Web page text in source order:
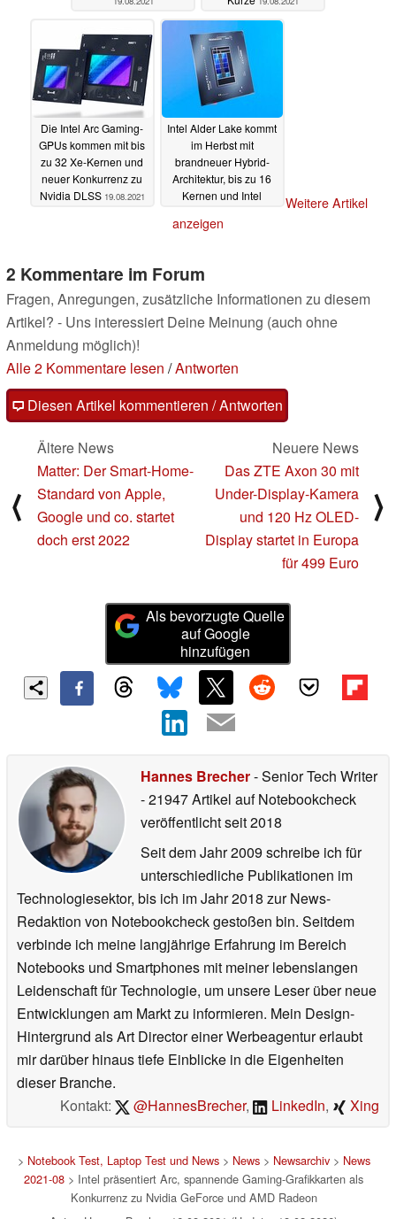
Die Intel Arc Gaming-
GPUs kommen mit bis
zu 32 Xe-Kernen und
neuer Konkurrenz zu
Nvidia DLSS 19.08.2021
Intel Alder Lake kommt
im Herbst mit
brandneuer Hybrid-
Architektur, bis zu 16
Kernen und Intel
19.08.2021
Weitere Artikel
anzeigen
2 Kommentare im Forum
Fragen, Anregungen, zusätzliche Informationen zu diesem
Artikel? - Uns interessiert Deine Meinung (auch ohne
Anmeldung möglich)!
Alle 2 Kommentare lesen /Antworten
Diesen Artikel kommentieren / Antworten
⟨
Ältere News
Matter: Der Smart-Home-
Standard von Apple,
Google und co. startet
doch erst 2022
Neuere News
Das ZTE Axon 30 mit
Under-Display-Kamera
und 120 Hz OLED-
Display startet in Europa
für 499 Euro
⟩
Als bevorzugte Quelle
auf Google
hinzufügen
Hannes Brecher- Senior Tech Writer
- 21947 Artikel auf Notebookcheck
veröffentlichtseit 2018
Seit dem Jahr 2009 schreibe ich für
unterschiedliche Publikationen im
Technologiesektor, bis ich im Jahr 2018 zur News-
Redaktion von Notebookcheck gestoßen bin. Seitdem
verbinde ich meine langjährige Erfahrung im Bereich
Notebooks und Smartphones mit meiner lebenslangen
Leidenschaft für Technologie, um unsere Leser über neue
Entwicklungen am Markt zu informieren. Mein Design-
Hintergrund als Art Director einer Werbeagentur erlaubt
mir darüber hinaus tiefe Einblicke in die Eigenheiten
dieser Branche.
Kontakt:
@HannesBrecher, LinkedIn, Xing
> Notebook Test, Laptop Test und News> News> Newsarchiv> News
2021-08 > Intel präsentiert Arc, spannende Gaming-Grafikkarten als
Konkurrenz zu Nvidia GeForce und AMD Radeon